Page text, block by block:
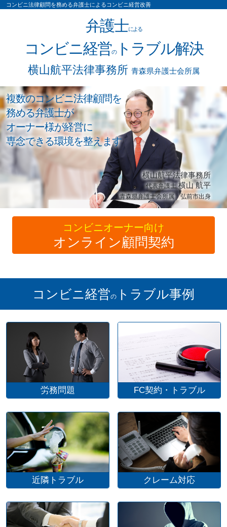
コンビニ法律顧問を務める弁護士によるコンビニ経営改善
弁護士による
コンビニ経営のトラブル解決
横山航平法律事務所 青森県弁護士会所属
複数のコンビニ法律顧問を
務める弁護士が
オーナー様が経営に
専念できる環境を整えます
横山航平法律事務所
代表弁護士横山 航平
青森県弁護士会所属 弘前市出身
コンビニオーナー向け
オンライン顧問契約
コンビニ経営の トラブル事例
労務問題 FC契約・トラブル
近隣トラブル クレーム対応